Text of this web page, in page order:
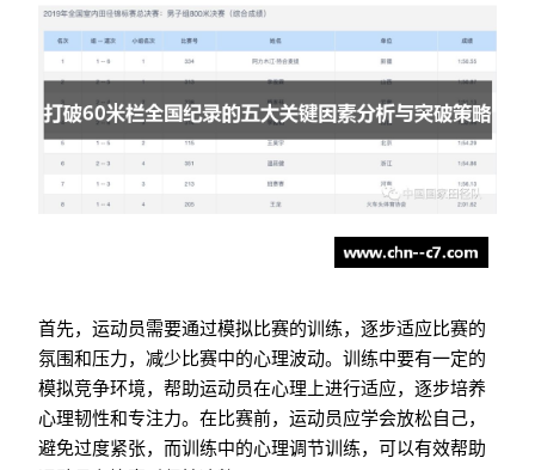
首先，运动员需要通过模拟比赛的训练，逐步适应比赛的
氛围和压力，减少比赛中的心理波动。训练中要有一定的
模拟竞争环境，帮助运动员在心理上进行适应，逐步培养
心理韧性和专注力。在比赛前，运动员应学会放松自己，
避免过度紧张，而训练中的心理调节训练，可以有效帮助